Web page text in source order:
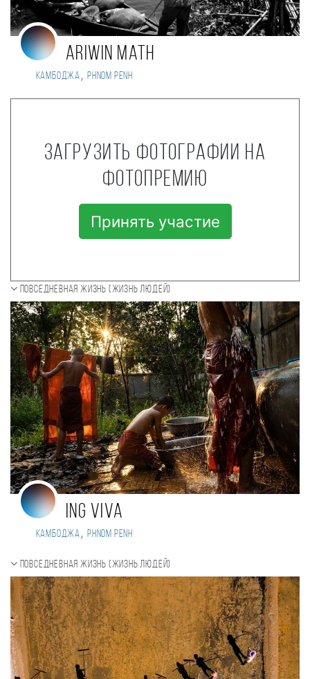
Ariwin math
Камбоджа, Phnom Penh
Загрузить фотографии на
фотопремию
Принять участие
Повседневная жизнь (Жизнь людей)
Ing Viva
Камбоджа, Phnom penh
Повседневная жизнь (Жизнь людей)